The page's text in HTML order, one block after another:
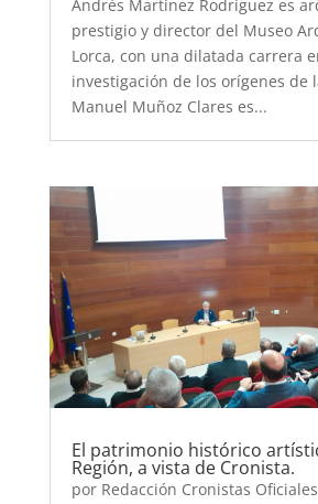
Andrés Martínez Rodríguez es
prestigio y director del Museo
Lorca, con una dilatada carrera
investigación de los orígenes de
Manuel Muñoz Clares es...
El patrimonio histórico
Región, a vista de Cronista.
por Redacción Cronistas